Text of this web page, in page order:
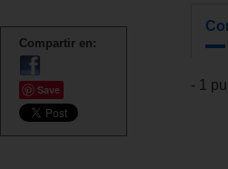
Compartir en:
Save - 1